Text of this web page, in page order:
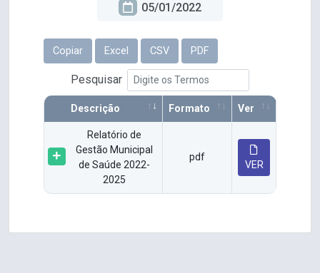
05/01/2022
Copiar Excel CSV PDF
Pesquisar
Descrição Formato Ver
Relatório de
Gestão Municipal
de Saúde 2022-
2025
pdf
VER